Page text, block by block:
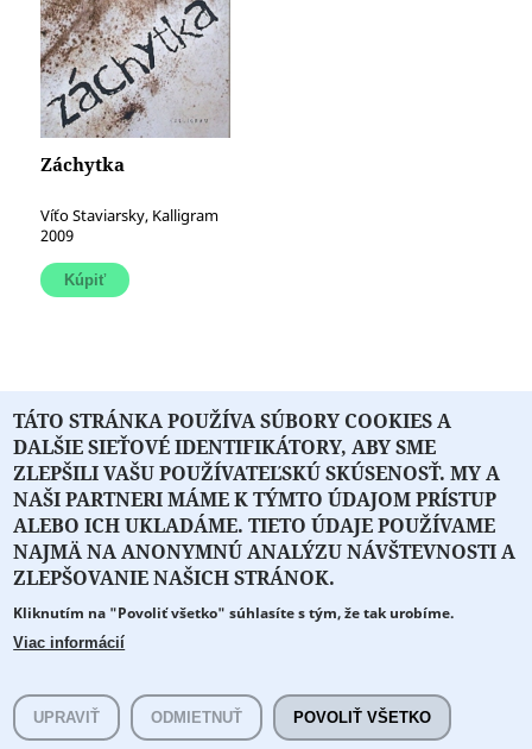
Záchytka
Víťo Staviarsky, Kalligram
2009
« prvá ‹ predchádzajúca 1 2 3
5
6 7 … nasledujúca › posledná »
Všetky práva vyhradené.
Created by
O PORTÁLI O DRUŽSTVE SPONZORI KONTAKT
Projekt z verejných fondov podporil
Cookie preferencie
literat@literat.sk
TÁTO STRÁNKA POUŽÍVA SÚBORY COOKIES A
DALŠIE SIEŤOVÉ IDENTIFIKÁTORY, ABY SME
ZLEPŠILI VAŠU POUŽÍVATEĽSKÚ SKÚSENOSŤ. MY A
NAŠI PARTNERI MÁME K TÝMTO ÚDAJOM PRÍSTUP
ALEBO ICH UKLADÁME. TIETO ÚDAJE POUŽÍVAME
NAJMÄ NA ANONYMNÚ ANALÝZU NÁVŠTEVNOSTI A
ZLEPŠOVANIE NAŠICH STRÁNOK.
Kliknutím na "Povoliť všetko" súhlasíte s tým, že tak urobíme.
Viac informácií
UPRAVIŤ ODMIETNUŤ POVOLIŤ VŠETKO